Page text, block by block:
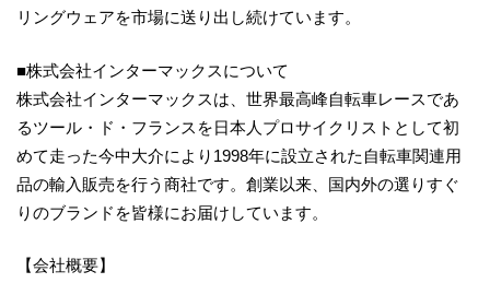
リングウェアを市場に送り出し続けています。
■株式会社インターマックスについて
株式会社インターマックスは、世界最高峰自転車レースであ
るツール・ド・フランスを日本人プロサイクリストとして初
めて走った今中大介により1998年に設立された自転車関連用
品の輸入販売を行う商社です。創業以来、国内外の選りすぐ
りのブランドを皆様にお届けしています。
【会社概要】